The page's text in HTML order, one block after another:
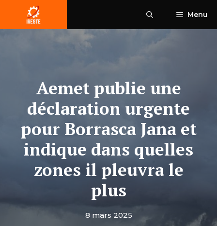
contenu
Menu
Aemet publie une
déclaration urgente
pour Borrasca Jana et
indique dans quelles
zones il pleuvra le
plus
8 mars 2025